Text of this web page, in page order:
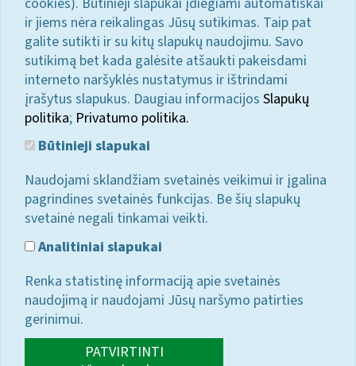
ir jiems nėra reikalingas Jūsų sutikimas. Taip pat
galite sutikti ir su kitų slapukų naudojimu. Savo
sutikimą bet kada galėsite atšaukti pakeisdami
interneto naršyklės nustatymus ir ištrindami
įrašytus slapukus. Daugiau informacijos Slapukų
politika; Privatumo politika.
Būtinieji slapukai
Naudojami sklandžiam svetainės veikimui ir įgalina
pagrindines svetainės funkcijas. Be šių slapukų
svetainė negali tinkamai veikti.
Analitiniai slapukai
Renka statistinę informaciją apie svetainės
naudojimą ir naudojami Jūsų naršymo patirties
gerinimui.
PATVIRTINTI